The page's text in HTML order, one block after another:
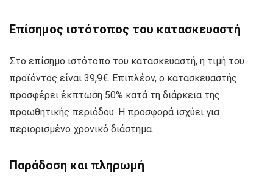
Επίσημος ιστότοπος του κατασκευαστή
Στο επίσημο ιστότοπο του κατασκευαστή, η τιμή του
προϊόντος είναι 39,9€. Επιπλέον, ο κατασκευαστής
προσφέρει έκπτωση 50% κατά τη διάρκεια της
προωθητικής περιόδου. Η προσφορά ισχύει για
περιορισμένο χρονικό διάστημα.
Παράδοση και πληρωμή